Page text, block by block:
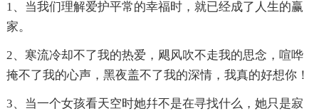
1、当我们理解爱护平常的幸福时，就已经成了人生的赢
家。
2、寒流冷却不了我的热爱，飓风吹不走我的思念，喧哗
掩不了我的心声，黑夜盖不了我的深情，我真的好想你！
3、当一个女孩看天空时她幷不是在寻找什么，她只是寂